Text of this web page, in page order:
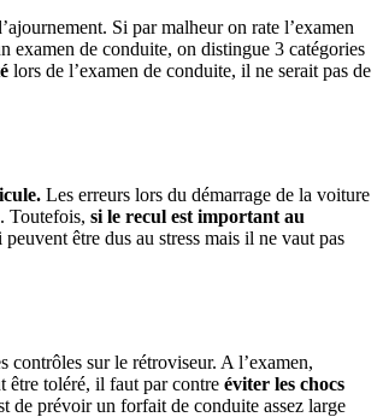
Si par malheur on rate l’examen
examen de conduite, on distingue 3 catégories
lors de l’examen de conduite, il ne serait pas de
Les erreurs lors du démarrage de la voiture
Toutefois, si le recul est important au
être dus au stress mais il ne vaut pas
contrôles sur le rétroviseur. A l’examen,
être toléré, il faut par contre éviter les chocs
de prévoir un forfait de conduite assez large